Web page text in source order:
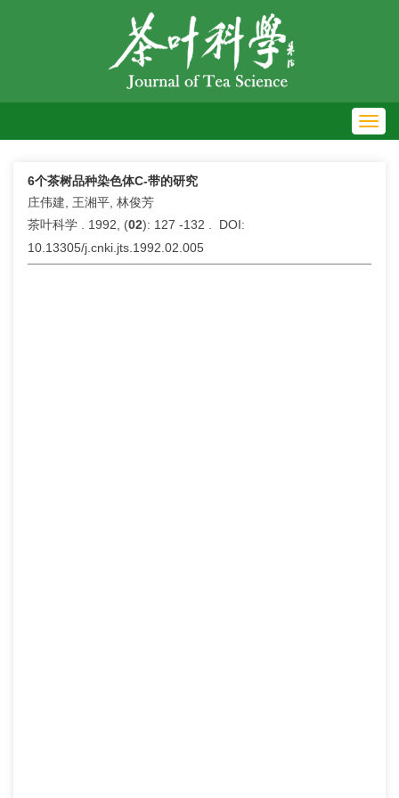
6个茶树品种染色体C-带的研究
庄伟建, 王湘平, 林俊芳
茶叶科学 . 1992, (02): 127 -132 . DOI:
10.13305/j.cnki.jts.1992.02.005